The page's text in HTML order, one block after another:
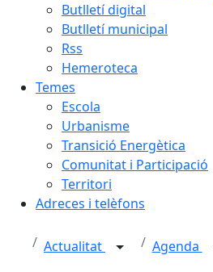
Butlletí digital
Butlletí municipal
Rss
Hemeroteca
Temes
Escola
Urbanisme
Transició Energètica
Comunitat i Participació
Territori
Adreces i telèfons
Actualitat Agenda